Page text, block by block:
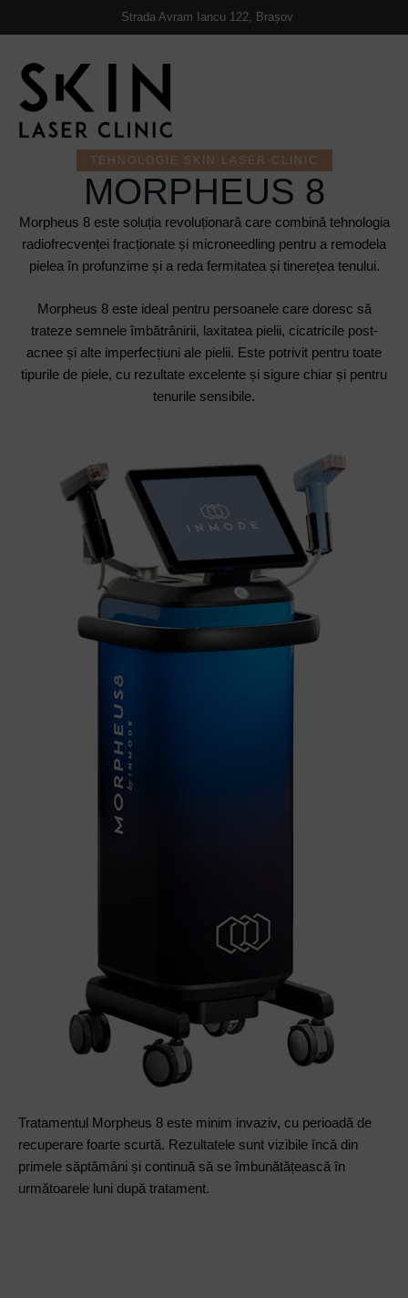
https://skinlaserclinic.ro/Strada Avram Iancu 122, Brașov
TEHNOLOGIE SKIN LASER CLINIC
MORPHEUS 8
Morpheus 8 este soluția revoluționară care combină tehnologia
radiofrecvenței fracționate și microneedling pentru a remodela
pielea în profunzime și a reda fermitatea și tinerețea tenului.
Morpheus 8 este ideal pentru persoanele care doresc să
trateze semnele îmbătrânirii, laxitatea pielii, cicatricile post-
acnee și alte imperfecțiuni ale pielii. Este potrivit pentru toate
tipurile de piele, cu rezultate excelente și sigure chiar și pentru
tenurile sensibile.
Tratamentul Morpheus 8 este minim invaziv, cu perioadă de
recuperare foarte scurtă. Rezultatele sunt vizibile încă din
primele săptămâni și continuă să se îmbunătățească în
următoarele luni după tratament.